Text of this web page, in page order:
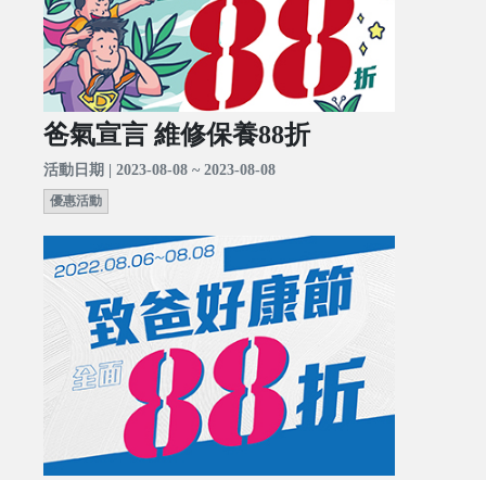
爸氣宣言 維修保養88折
活動日期 | 2023-08-08 ~ 2023-08-08
優惠活動